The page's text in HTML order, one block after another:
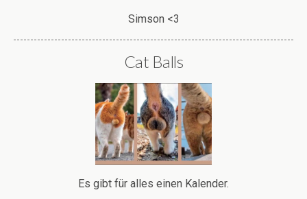
Simson <3
Cat Balls
Es gibt für alles einen Kalender.